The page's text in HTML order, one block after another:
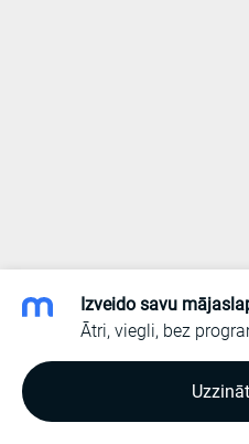
Izveido savu
Ātri, viegli, bez